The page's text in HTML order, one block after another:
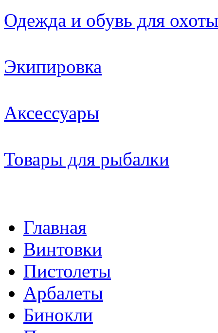
Одежда и обувь для охоты
Экипировка
Аксессуары
Товары для рыбалки
Главная
Винтовки
Пистолеты
Арбалеты
Бинокли